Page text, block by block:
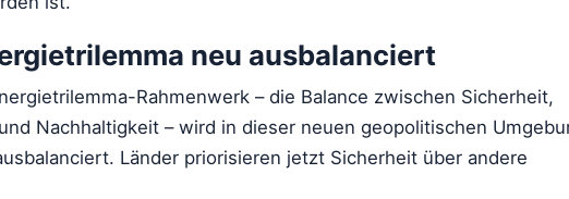
neu ausbalanciert
Rahmenwerk – die Balance zwischen Sicherheit,
Nachhaltigkeit – wird in dieser neuen geopolitischen
Länder priorisieren jetzt Sicherheit über andere